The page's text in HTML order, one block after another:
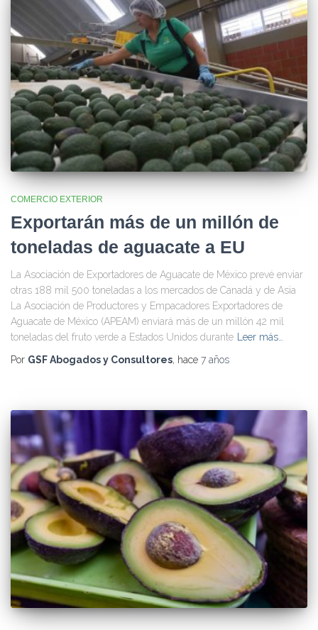
COMERCIO EXTERIOR
Exportarán más de un millón de
toneladas de aguacate a EU
La Asociación de Exportadores de Aguacate de México prevé enviar
otras 188 mil 500 toneladas a los mercados de Canadá y de Asia
La Asociación de Productores y Empacadores Exportadores de
Aguacate de México (APEAM) enviará más de un millón 42 mil
toneladas del fruto verde a Estados Unidos durante
Leer más…
Por GSF Abogados y Consultores, hace 7 años